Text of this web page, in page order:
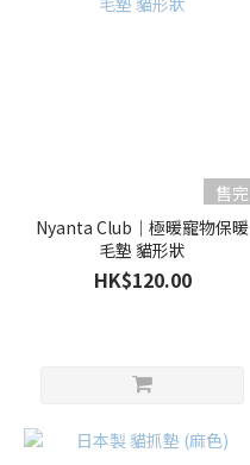
售完
Nyanta Club｜極暖寵物保暖
毛墊 貓形狀
HK$120.00